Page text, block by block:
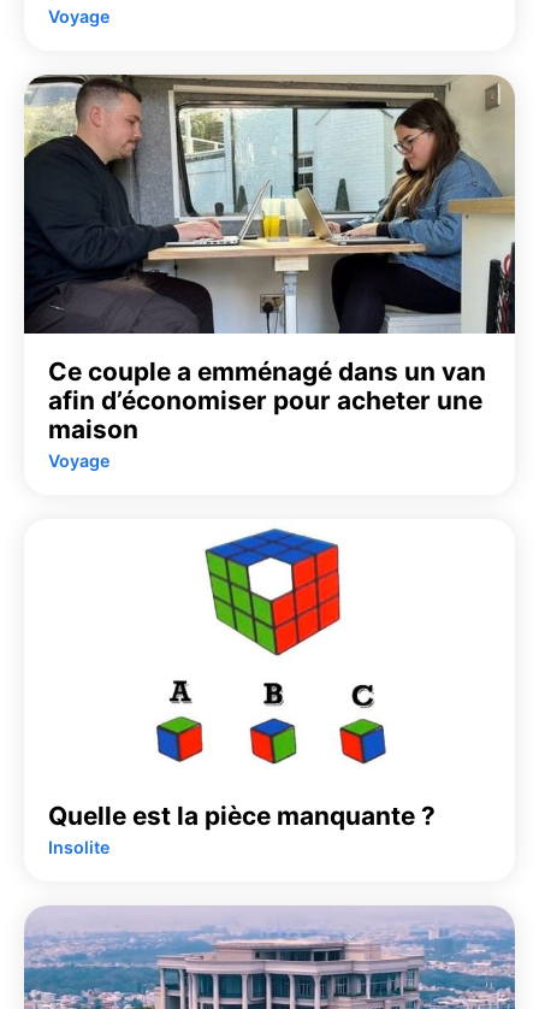
Voyage
Ce couple a emménagé dans un van
afin d’économiser pour acheter une
maison
Voyage
Quelle est la pièce manquante ?
Insolite